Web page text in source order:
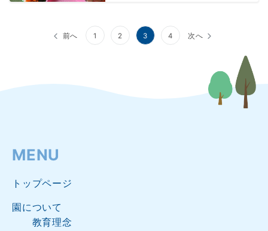
送
り
前へ 1 2 3 4 次へ
MENU
トップページ
園について
教育理念